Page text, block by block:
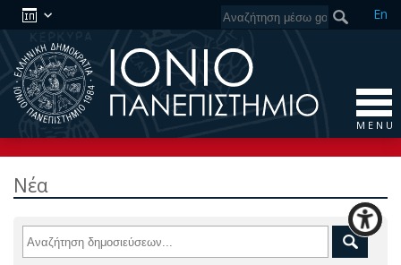
En
M E N U
Νέα